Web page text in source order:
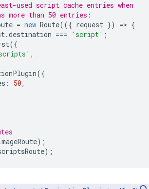
used script cache entries when
more than 50 entries:
= new Route(({ request }) => {
.destination === 'script' ;
({
,
({
: 50,
);
);